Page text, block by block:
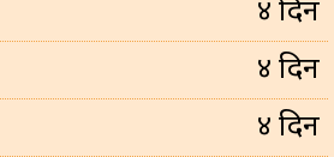
४ दिन
४ दिन
४ दिन